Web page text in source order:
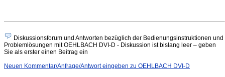
Diskussionsforum und Antworten bezüglich der Bedienungsinstruktionen und
Problemlösungen mit OEHLBACH DVI-D - Diskussion ist bislang leer – geben
Sie als erster einen Beitrag ein
Neuen Kommentar/Anfrage/Antwort eingeben zu OEHLBACH DVI-D